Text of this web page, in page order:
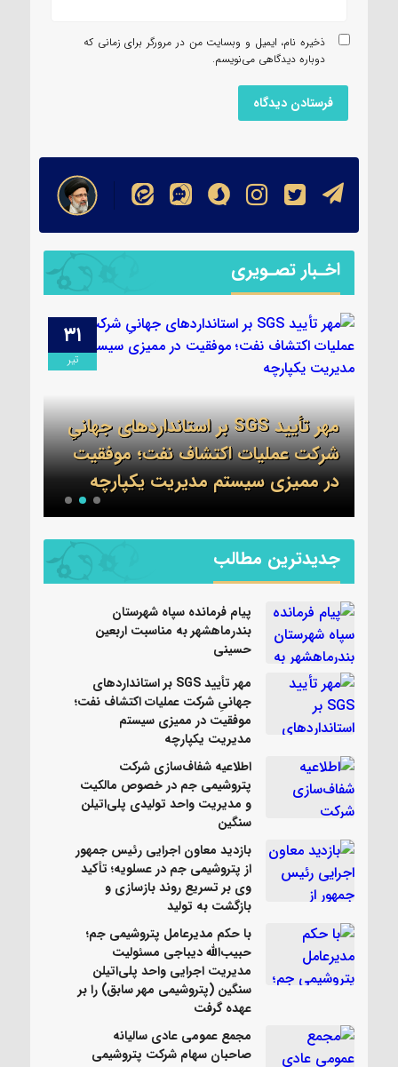
ذخیره نام، ایمیل و وبسایت من در مرورگر برای زمانی که
دوباره دیدگاهی می‌نویسم.
اخـبار تصـویری
۳۱
تیر
مهر تأیید SGS بر استانداردهای جهانیِ
شرکت عملیات اکتشاف نفت؛ موفقیت
در ممیزی سیستم مدیریت یکپارچه
جدیدترین مطالب
پیام فرمانده سپاه شهرستان
بندرماهشهر به مناسبت اربعین
حسینی
مهر تأیید SGS بر استانداردهای
جهانیِ شرکت عملیات اکتشاف نفت؛
موفقیت در ممیزی سیستم
مدیریت یکپارچه
اطلاعیه شفاف‌سازی شرکت
پتروشیمی جم در خصوص مالکیت
و مدیریت واحد تولیدی پلی‌اتیلن
سنگین
بازدید معاون اجرایی رئیس جمهور
از پتروشیمی جم در عسلویه؛ تأکید
وی بر تسریع روند بازسازی و
بازگشت به تولید
با حکم مدیرعامل پتروشیمی جم؛
حبیب‌الله دیباجی مسئولیت
مدیریت اجرایی واحد پلی‌اتیلن
سنگین (پتروشیمی مهر سابق) را بر
عهده گرفت
مجمع عمومی عادی سالیانه
صاحبان سهام شرکت پتروشیمی